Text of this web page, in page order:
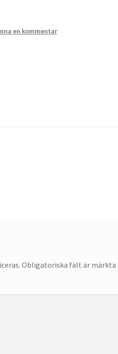
en kommentar
Obligatoriska fält är märkta